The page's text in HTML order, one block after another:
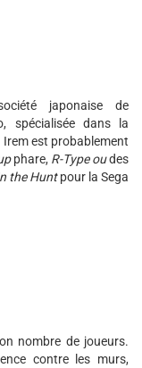
japonaise de
spécialisée dans la
est probablement
phare, R-Type oudes
the Huntpour la Sega
nombre de joueurs.
contre les murs,